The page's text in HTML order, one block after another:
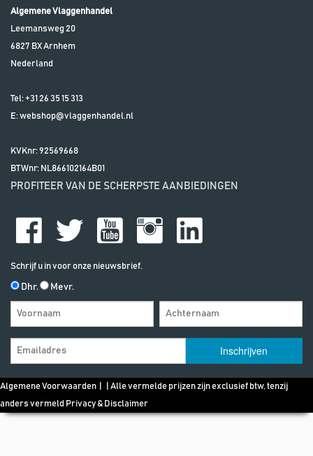
Algemene Vlaggenhandel
Leemansweg 20
6827 BXArnhem
Nederland
Tel: +31 26 35 15 313
E:webshop@vlaggenhandel.nl
KVKnr: 92569668
BTWnr: NL866102164B01
PROFITEER VAN DE SCHERPSTE AANBIEDINGEN
Schrijf u in voor onze nieuwsbrief.
Dhr. Mevr.
Algemene Voorwaarden | | Alle vermelde prijzen zijn exclusief btw, tenzij
anders vermeld Privacy & Disclaimer